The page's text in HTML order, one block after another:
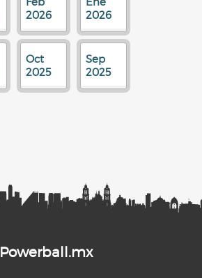
2026
2026
Oct
2025
Sep
2025
Powerball.mx